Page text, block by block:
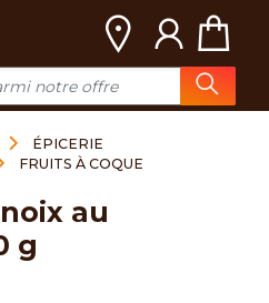
ÉPICERIE
FRUITS À COQUE
g